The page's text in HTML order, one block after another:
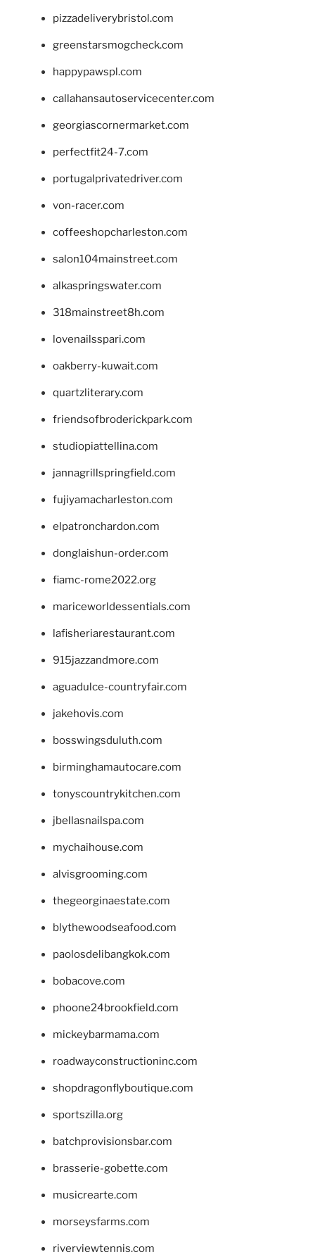
pizzadeliverybristol.com
greenstarsmogcheck.com
happypawspl.com
callahansautoservicecenter.com
georgiascornermarket.com
perfectfit24-7.com
portugalprivatedriver.com
von-racer.com
coffeeshopcharleston.com
salon104mainstreet.com
alkaspringswater.com
318mainstreet8h.com
lovenailsspari.com
oakberry-kuwait.com
quartzliterary.com
friendsofbroderickpark.com
studiopiattellina.com
jannagrillspringfield.com
fujiyamacharleston.com
elpatronchardon.com
donglaishun-order.com
fiamc-rome2022.org
mariceworldessentials.com
lafisheriarestaurant.com
915jazzandmore.com
aguadulce-countryfair.com
jakehovis.com
bosswingsduluth.com
birminghamautocare.com
tonyscountrykitchen.com
jbellasnailspa.com
mychaihouse.com
alvisgrooming.com
thegeorginaestate.com
blythewoodseafood.com
paolosdelibangkok.com
bobacove.com
phoone24brookfield.com
mickeybarmama.com
roadwayconstructioninc.com
shopdragonflyboutique.com
sportszilla.org
batchprovisionsbar.com
brasserie-gobette.com
musicrearte.com
morseysfarms.com
riverviewtennis.com